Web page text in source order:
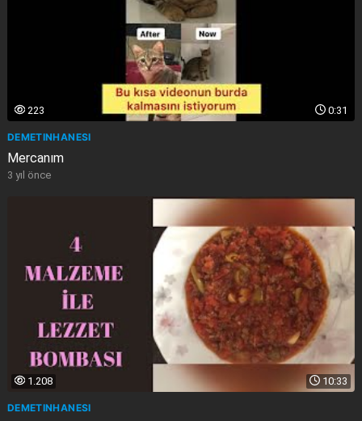
0:31
223
DEMETINHANESI
Mercanım
3 yıl önce
10:33
1.208
DEMETINHANESI